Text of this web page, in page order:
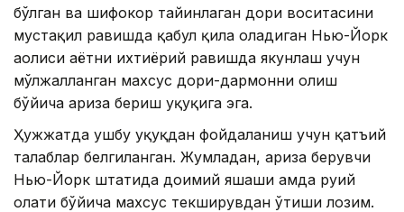
бўлган ва шифокор тайинлаган дори воситасини
мустақил равишда қабул қила оладиган Нью-Йорк
аҳолиси ҳаётни ихтиёрий равишда якунлаш учун
мўлжалланган махсус дори-дармонни олиш
бўйича ариза бериш ҳуқуқига эга.
Ҳужжатда ушбу ҳуқуқдан фойдаланиш учун қатъий
талаблар белгиланган. Жумладан, ариза берувчи
Нью-Йорк штатида доимий яшаши ҳамда руҳий
ҳолати бўйича махсус текширувдан ўтиши лозим.